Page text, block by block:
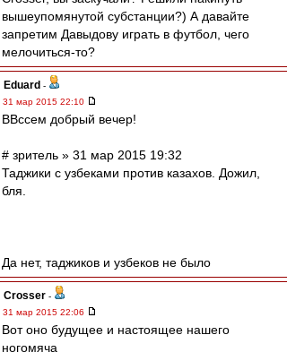
вышеупомянутой субстанции?) А давайте
запретим Давыдову играть в футбол, чего
мелочиться-то?
Eduard -
31 мар 2015 22:10
ВВссем добрый вечер!
# зpитель » 31 мар 2015 19:32
Таджики с узбеками против казахов. Дожил,
бля.
Да нет, таджиков и узбеков не было
Crosser -
31 мар 2015 22:06
Вот оно будущее и настоящее нашего
ногомяча